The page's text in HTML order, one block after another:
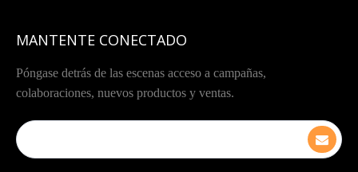
MANTENTE CONECTADO
Póngase detrás de las escenas acceso a campañas,
colaboraciones, nuevos productos y ventas.